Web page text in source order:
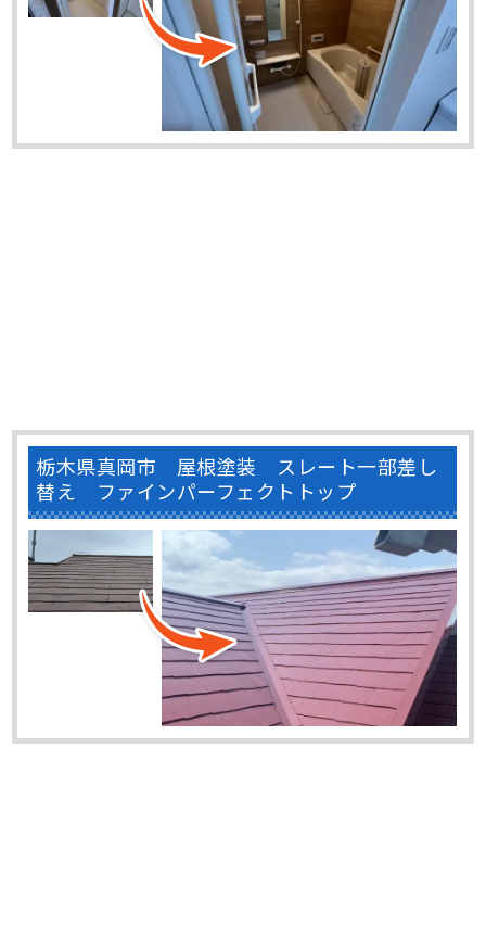
栃木県真岡市 屋根塗装 スレート一部差し
替え ファインパーフェクトトップ